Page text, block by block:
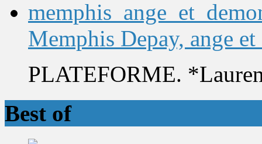
Memphis Depay, ange et
PLATEFORME.
Best of